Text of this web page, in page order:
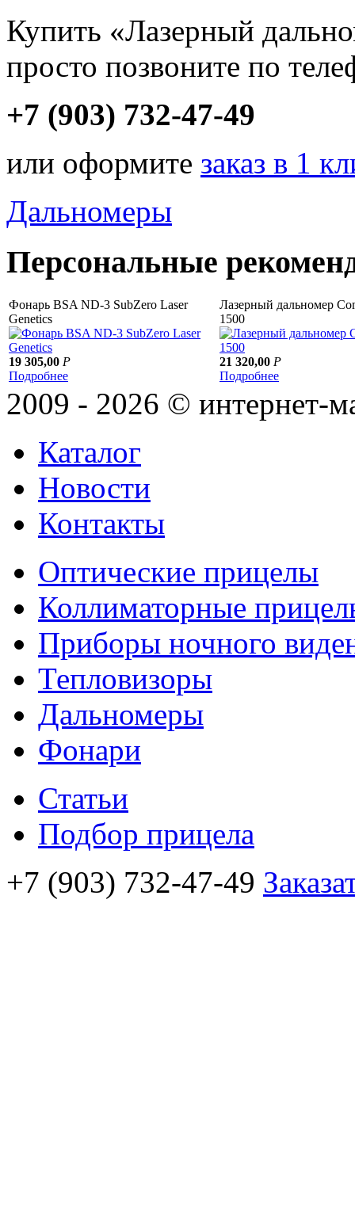
Купить «Лазерный
просто позвоните по
+7 (903) 732-47-49
или оформите заказ в 1
Дальномеры
Персональные
Фонарь BSA ND-3 SubZero Laser
Genetics
19 305,00 Р
Подробнее
Лазерный дальномер
1500
21 320,00 Р
Подробнее
2009 - 2026 © интернет-
Каталог
Новости
Контакты
Оптические прицелы
Коллиматорные
Приборы ночного
Тепловизоры
Дальномеры
Фонари
Статьи
Подбор прицела
+7 (903) 732-47-49